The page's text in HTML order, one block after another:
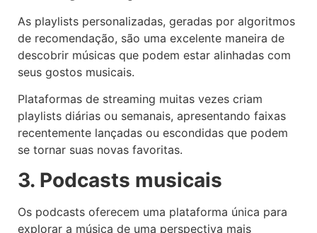
As playlists personalizadas, geradas por algoritmos
de recomendação, são uma excelente maneira de
descobrir músicas que podem estar alinhadas com
seus gostos musicais.
Plataformas de streaming muitas vezes criam
playlists diárias ou semanais, apresentando faixas
recentemente lançadas ou escondidas que podem
se tornar suas novas favoritas.
3. Podcasts musicais
Os podcasts oferecem uma plataforma única para
explorar a música de uma perspectiva mais